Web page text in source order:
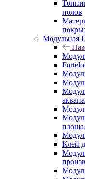
полов
Модульная
Клей